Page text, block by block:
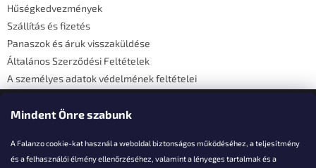
Mindent Önre szabunk
A Falanzo cookie-kat használ a weboldal biztonságos működéséhez, a teljesítmény
és a felhasználói élmény ellenőrzéséhez, valamint a lényeges tartalmak és a
Hűségkedvezmények
Szállítás és fizetés
Panaszok és áruk visszaküldése
Általános Szerződési Feltételek
A személyes adatok védelmének feltételei
Elérhetőségi adatok